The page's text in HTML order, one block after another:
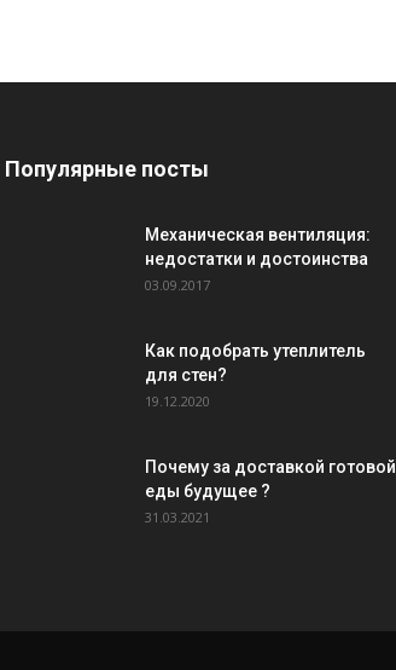
Популярные посты
Механическая вентиляция:
недостатки и достоинства
03.09.2017
Как подобрать утеплитель
для стен?
19.12.2020
Почему за доставкой готовой
еды будущее ?
31.03.2021